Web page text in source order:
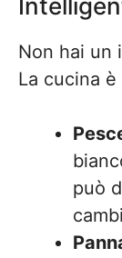
Non hai un
La cucina
può